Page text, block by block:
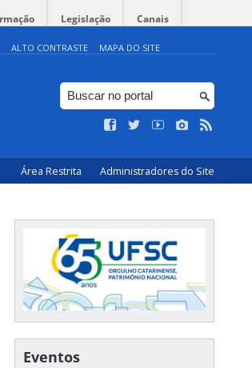
Legislação Canais
ALTO CONTRASTE MAPA DO SITE
Área Restrita Administradores do Site
Eventos